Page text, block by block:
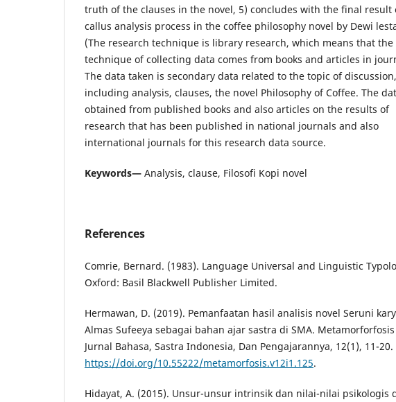
truth of the clauses in the novel, 5) concludes with the final result
callus analysis process in the coffee philosophy novel by Dewi
(The research technique is library research, which means that the
technique of collecting data comes from books and articles in
The data taken is secondary data related to the topic of discussion,
including analysis, clauses, the novel Philosophy of Coffee. The
obtained from published books and also articles on the results of
research that has been published in national journals and also
international journals for this research data source.
Keywords— Analysis, clause, Filosofi Kopi novel
References
Comrie, Bernard. (1983). Language Universal and Linguistic
Oxford: Basil Blackwell Publisher Limited.
Hermawan, D. (2019). Pemanfaatan hasil analisis novel Seruni
Almas Sufeeya sebagai bahan ajar sastra di SMA.
Jurnal Bahasa, Sastra Indonesia, Dan Pengajarannya, 12 (1), 11-20.
https://doi.org/10.55222/metamorfosis.v12i1.125.
Hidayat, A. (2015). Unsur-unsur intrinsik dan nilai-nilai psikologis